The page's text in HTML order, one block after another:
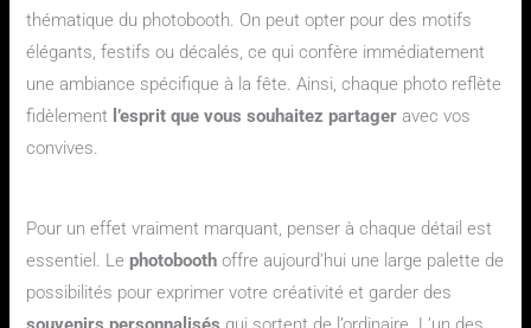
thématique du photobooth. On peut opter pour des motifs
élégants, festifs ou décalés, ce qui confère immédiatement
une ambiance spécifique à la fête. Ainsi, chaque photo reflète
fidèlement l’esprit que vous souhaitez partager avec vos
convives.
Pour un effet vraiment marquant, penser à chaque détail est
essentiel. Lephotobooth offre aujourd’hui une large palette de
possibilités pour exprimer votre créativité et garder des